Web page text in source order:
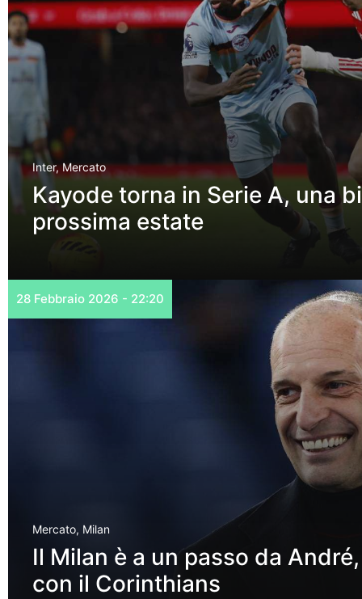
Inter,Mercato
Kayode torna in Serie A, una
prossima estate
28 Febbraio 2026 - 22:20
Mercato, Milan
Il Milan è a un passo da
con il Corinthians